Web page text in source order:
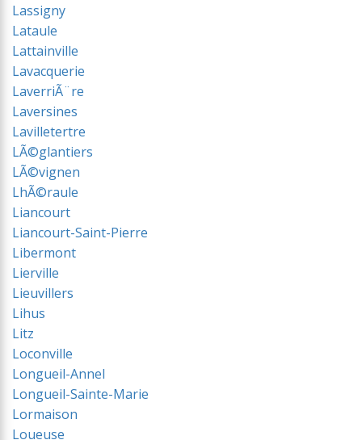
Lassigny
Lataule
Lattainville
Lavacquerie
LaverriÃ¨re
Laversines
Lavilletertre
LÃ©glantiers
LÃ©vignen
LhÃ©raule
Liancourt
Liancourt-Saint-Pierre
Libermont
Lierville
Lieuvillers
Lihus
Litz
Loconville
Longueil-Annel
Longueil-Sainte-Marie
Lormaison
Loueuse